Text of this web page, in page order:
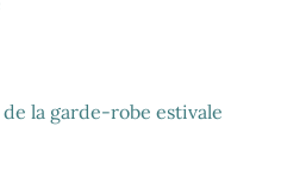
la garde-robe estivale